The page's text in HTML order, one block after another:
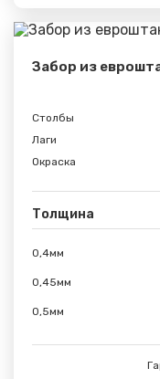
Забор из
Столбы
Лаги
Окраска
Толщина
0,4мм
0,45мм
0,5мм
Спасибо за